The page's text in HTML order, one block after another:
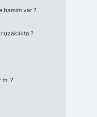
hamim var ?
uzaklıkta ?
?